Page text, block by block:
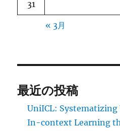
31
« 3月
最近の投稿
UniICL:
In-context Learning